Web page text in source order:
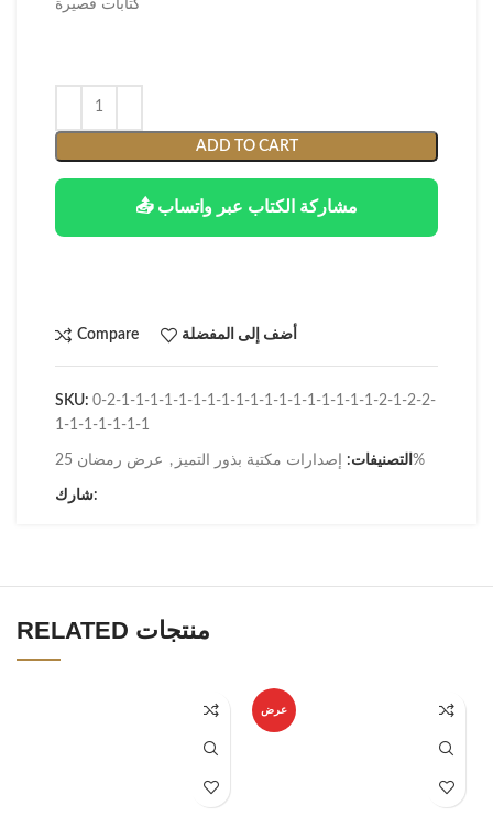
كتابات قصيرة
ADD TO CART
📤 مشاركة الكتاب عبر واتساب
Compare أضف إلى المفضلة
SKU: 0-2-1-1-1-1-1-1-1-1-1-1-1-1-1-1-1-1-1-1-2-1-2-2-
1-1-1-1-1-1-1
التصنيفات: إصدارات مكتبة بذور التميز , عرض رمضان 25%
شارك:
RELATED منتجات
عرض